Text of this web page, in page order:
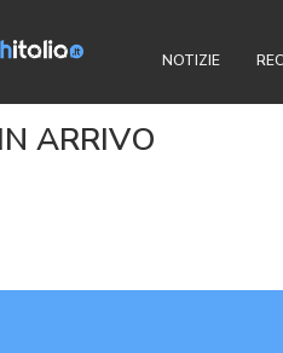
NOTIZIE
ARRIVO